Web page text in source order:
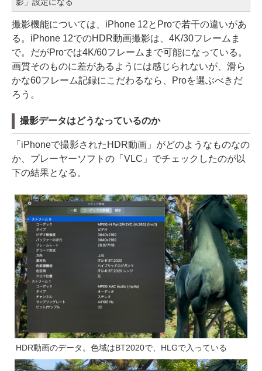
撮影機能については、iPhone 12とProで若干の違いがあ
る。iPhone 12でのHDR動画撮影は、4K/30フレームま
で。だがProでは4K/60フレームまで可能になっている。
画質そのものに差があるようには感じられないが、滑ら
かな60フレーム記録にこだわるなら、Proを選ぶべきだ
ろう。
撮影データはどうなっているのか
「iPhoneで撮影されたHDR動画」がどのようなものなの
か、プレーヤーソフトの「VLC」でチェックしたのが以
下の結果となる。
HDR動画のデータ。色域はBT2020で、HLGで入っている